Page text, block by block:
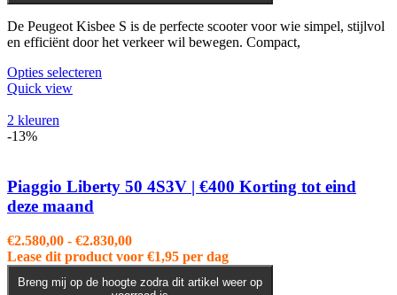
De Peugeot Kisbee S is de perfecte scooter voor wie simpel, stijlvol
en efficiënt door het verkeer wil bewegen. Compact,
Opties selecteren
kan
gekozen
de
productpagina
Quick view
2 kleuren
-13%
Piaggio Liberty 50 4S3V | €400 Korting tot eind
deze maand
€2.580,00 - €2.830,00Prijsklasse:
€2.580,00
tot
€2.830,00
Lease dit product voor €1,95 per dag
Breng mij op de hoogte zodra dit artikel weer op